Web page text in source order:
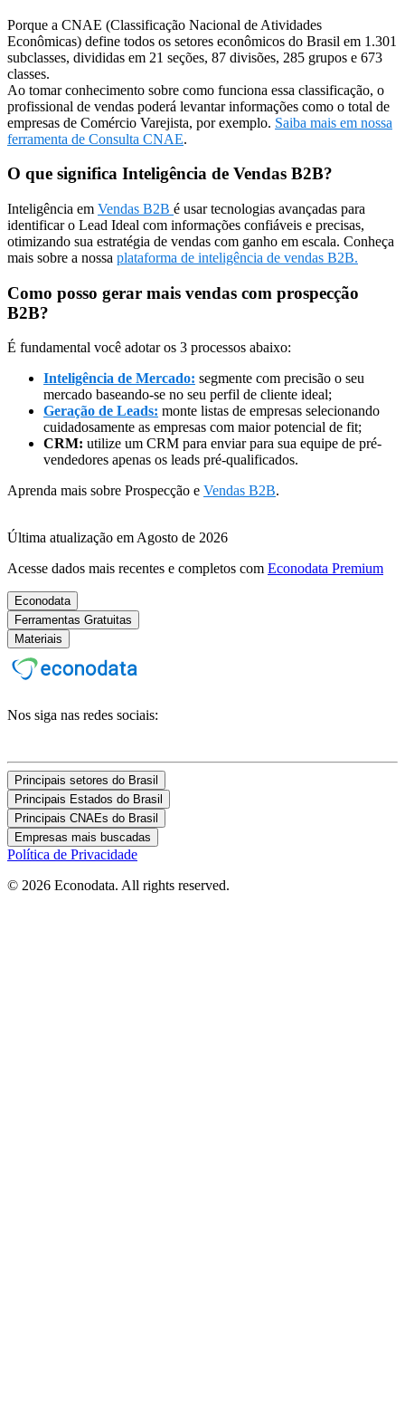
Porque a CNAE (Classificação Nacional de Atividades
Econômicas) define todos os setores econômicos do Brasil em 1.301
subclasses, divididas em 21 seções, 87 divisões, 285 grupos e 673
classes.
Ao tomar conhecimento sobre como funciona essa classificação, o
profissional de vendas poderá levantar informações como o total de
empresas de Comércio Varejista, por exemplo. Saiba mais em nossa
ferramenta de Consulta CNAE.
O que significa Inteligência de Vendas B2B?
Inteligência em Vendas B2B é usar tecnologias avançadas para
identificar o Lead Ideal com informações confiáveis e precisas,
otimizando sua estratégia de vendas com ganho em escala. Conheça
mais sobre a nossa plataforma de inteligência de vendas B2B.
Como posso gerar mais vendas com prospecção
B2B?
É fundamental você adotar os 3 processos abaixo:
Inteligência de Mercado: segmente com precisão o seu
mercado baseando-se no seu perfil de cliente ideal;
Geração de Leads: monte listas de empresas selecionando
cuidadosamente as empresas com maior potencial de fit;
CRM: utilize um CRM para enviar para sua equipe de pré-
vendedores apenas os leads pré-qualificados.
Aprenda mais sobre Prospecção e Vendas B2B.
Última atualização em Agosto de 2026
Acesse dados mais recentes e completos com Econodata Premium
Econodata
Ferramentas Gratuitas
Materiais
Nos siga nas redes sociais:
Principais setores do Brasil
Principais Estados do Brasil
Principais CNAEs do Brasil
Empresas mais buscadas
Política de Privacidade
© 2026 Econodata. All rights reserved.